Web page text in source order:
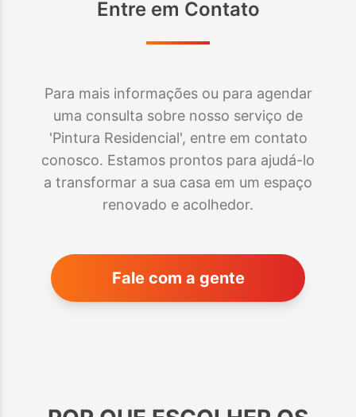
Entre em Contato
Para mais informações ou para agendar
uma consulta sobre nosso serviço de
'Pintura Residencial', entre em contato
conosco. Estamos prontos para ajudá-lo
a transformar a sua casa em um espaço
renovado e acolhedor.
Fale com a gente